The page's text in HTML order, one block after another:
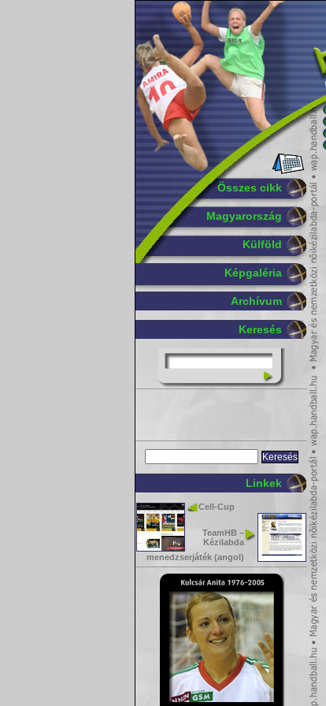
Összes cikk
Magyarország
Külföld
Képgaléria
Archívum
Keresés
Linkek
Cell-Cup
TeamHB –
Kézilabda
menedzserjáték (angol)